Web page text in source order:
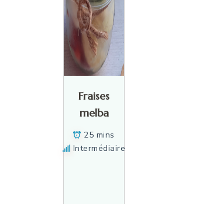
Fraises
melba
25 mins
Intermédiaire